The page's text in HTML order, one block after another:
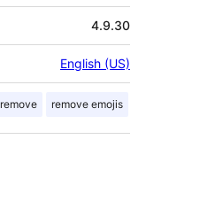
4.9.30
English (US)
remove remove emojis